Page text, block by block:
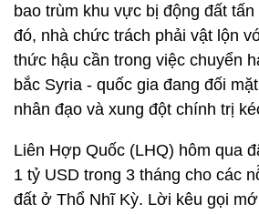
bao trùm khu vực bị động đất tấn
đó, nhà chức trách phải vật lộn
thức hậu cần trong việc chuyển
bắc Syria - quốc gia đang đối
nhân đạo và xung đột chính trị
Liên Hợp Quốc (LHQ) hôm qua
1 tỷ USD trong 3 tháng cho các
đất ở Thổ Nhĩ Kỳ. Lời kêu gọi